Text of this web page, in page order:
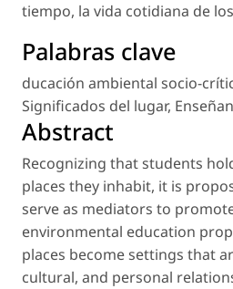
tiempo, la vida cotidiana de
Palabras clave
ducación ambiental socio-
Significados del lugar,
Abstract
Recognizing that students
places they inhabit, it is
serve as mediators to
environmental education
places become settings that
cultural, and personal